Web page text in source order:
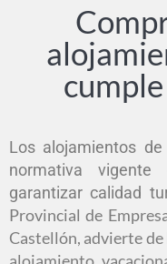
Los alojamientos
normativa
garantizar calidad
Provincial de
Castellón, advierte
alojamiento